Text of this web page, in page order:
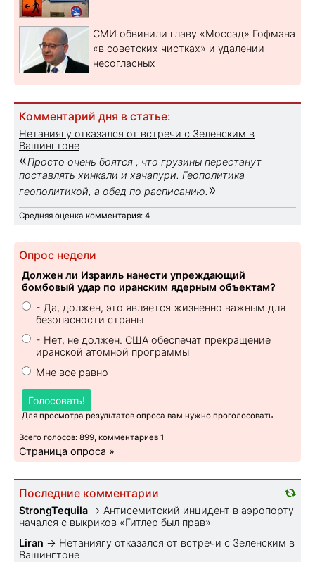
СМИ обвинили главу «Моссад» Гофмана
«в советских чистках» и удалении
несогласных
Комментарий дня в статье:
Нетаниягу отказался от встречи с Зеленским в
Вашингтоне
«Просто очень боятся , что грузины перестанут
поставлять хинкали и хачапури. Геополитика
геополитикой, а обед по расписанию. »
Средняя оценка комментария: 4
Опрос недели
Должен ли Израиль нанести упреждающий
бомбовый удар по иранским ядерным объектам?
- Да, должен, это является жизненно важным для
безопасности страны
- Нет, не должен. США обеспечат прекращение
иранской атомной программы
Мне все равно
Голосовать!
Для просмотра результатов опроса вам нужно проголосовать
Всего голосов: 899, комментариев 1
Страница опроса »
Последние комментарии
StrongTequila → Антисемитский инцидент в аэропорту
начался с выкриков «Гитлер был прав»
Liran → Нетаниягу отказался от встречи с Зеленским в
Вашингтоне